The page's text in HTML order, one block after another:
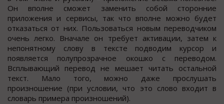
Он вполне сможет заменить собой сторонние
приложения и сервисы, так что вполне можно будет
отказаться от них. Пользоваться новым переводчиком
очень легко. Вначале он требует активации, затем к
непонятному слову в тексте подводим курсор и
появляется полупрозрачное окошко с переводом.
Всплывающий перевод не мешает читать остальной
текст. Мало того, можно даже прослушать
произношение (при условии, что это слово входит в
словарь примера произношений).